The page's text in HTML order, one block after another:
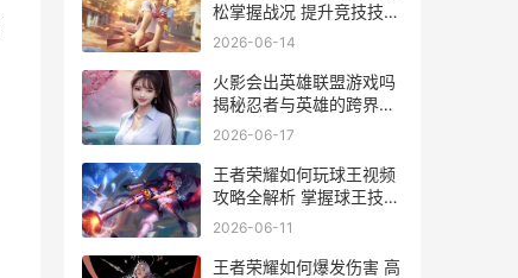
松掌握战况 提升竞技技巧
指南
2026-06-14
火影会出英雄联盟游戏吗
揭秘忍者与英雄的跨界合
作可能性
2026-06-17
王者荣耀如何玩球王视频
攻略全解析 掌握球王技巧
轻松上分
2026-06-11
王者荣耀如何爆发伤害 高